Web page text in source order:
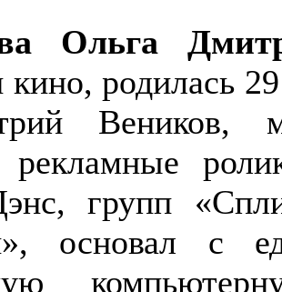
Ольга
кино, родилась
Веников,
рекламные
групп
основал с